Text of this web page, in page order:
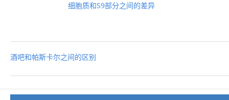
细胞质和S9部分之间的差异
酒吧和帕斯卡尔之间的区别